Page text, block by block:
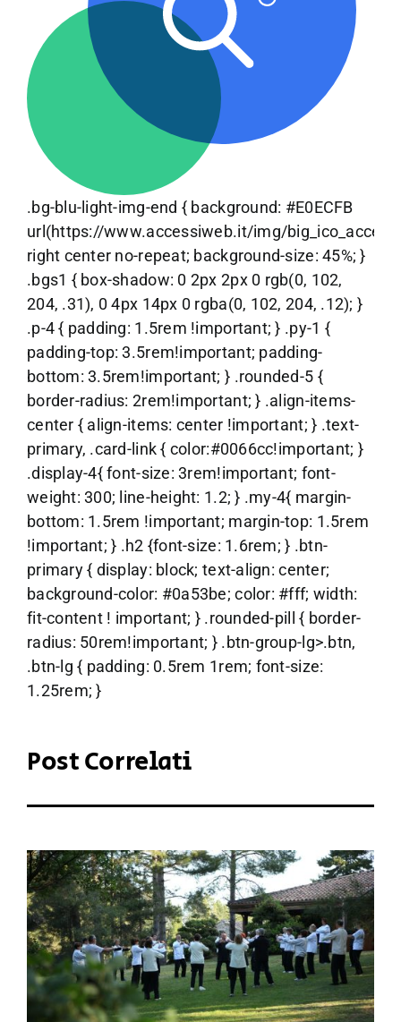
.bg-blu-light-img-end { background: #E0ECFB
url(https://www.accessiweb.it/img/
right center no-repeat; background-size: 45%; }
.bgs1 { box-shadow: 0 2px 2px 0 rgb(0, 102,
204, .31), 0 4px 14px 0 rgba(0, 102, 204, .12); }
.p-4 { padding: 1.5rem !important; } .py-1 {
padding-top: 3.5rem!important; padding-
bottom: 3.5rem!important; } .rounded-5 {
border-radius: 2rem!important; } .align-items-
center { align-items: center !important; } .text-
primary, .card-link { color:#0066cc!important; }
.display-4{ font-size: 3rem!important; font-
weight: 300; line-height: 1.2; } .my-4{ margin-
bottom: 1.5rem !important; margin-top: 1.5rem
!important; } .h2 {font-size: 1.6rem; } .btn-
primary { display: block; text-align: center;
background-color: #0a53be; color: #fff; width:
fit-content ! important; } .rounded-pill { border-
radius: 50rem!important; } .btn-group-lg>.btn,
.btn-lg { padding: 0.5rem 1rem; font-size:
1.25rem; }
Post Correlati